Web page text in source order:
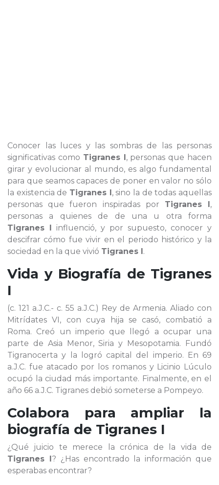
Conocer las luces y las sombras de las personas
significativas como Tigranes I, personas que hacen
girar y evolucionar al mundo, es algo fundamental
para que seamos capaces de poner en valor no sólo
la existencia de Tigranes I, sino la de todas aquellas
personas que fueron inspiradas por Tigranes I,
personas a quienes de de una u otra forma
Tigranes I influenció, y por supuesto, conocer y
descifrar cómo fue vivir en el periodo histórico y la
sociedad en la que vivió Tigranes I.
Vida y Biografía de Tigranes
I
(c. 121 a.J.C.- c. 55 a.J.C.) Rey de Armenia. Aliado con
Mitrídates VI, con cuya hija se casó, combatió a
Roma. Creó un imperio que llegó a ocupar una
parte de Asia Menor, Siria y Mesopotamia. Fundó
Tigranocerta y la logró capital del imperio. En 69
a.J.C. fue atacado por los romanos y Licinio Lúculo
ocupó la ciudad más importante. Finalmente, en el
año 66 a.J.C. Tigranes debió someterse a Pompeyo.
Colabora para ampliar la
biografía de Tigranes I
¿Qué juicio te merece la crónica de la vida de
Tigranes I? ¿Has encontrado la información que
esperabas encontrar?